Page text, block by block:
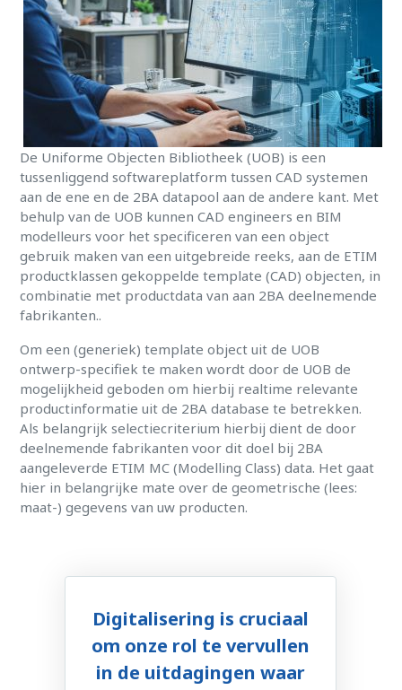
De Uniforme Objecten Bibliotheek (UOB) is een
tussenliggend softwareplatform tussen CAD systemen
aan de ene en de 2BA datapool aan de andere kant. Met
behulp van de UOB kunnen CAD engineers en BIM
modelleurs voor het specificeren van een object
gebruik maken van een uitgebreide reeks, aan de ETIM
productklassen gekoppelde template (CAD) objecten, in
combinatie met productdata van aan 2BA deelnemende
fabrikanten..
Om een (generiek) template object uit de UOB
ontwerp-specifiek te maken wordt door de UOB de
mogelijkheid geboden om hierbij realtime relevante
productinformatie uit de 2BA database te betrekken.
Als belangrijk selectiecriterium hierbij dient de door
deelnemende fabrikanten voor dit doel bij 2BA
aangeleverde ETIM MC (Modelling Class) data. Het gaat
hier in belangrijke mate over de geometrische (lees:
maat-) gegevens van uw producten.
Digitalisering is cruciaal
om onze rol te vervullen
in de uitdagingen waar